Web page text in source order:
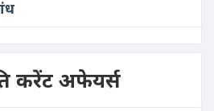
करेंट अफेयर्स